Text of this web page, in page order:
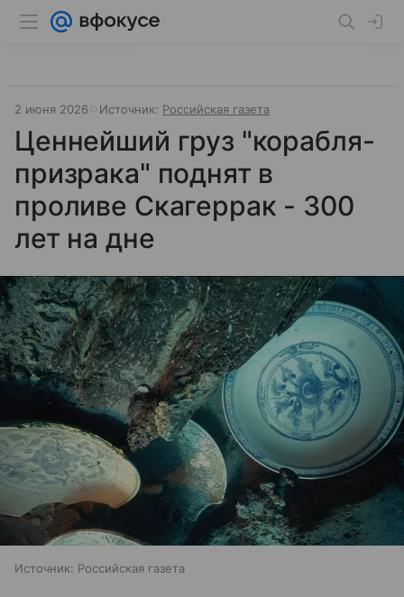
2 июня 2026 Источник: Российская газета
Ценнейший груз "корабля-
призрака" поднят в
проливе Скагеррак - 300
лет на дне
Источник: Российская газета